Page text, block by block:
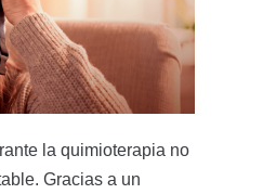
la quimioterapia no
Gracias a un